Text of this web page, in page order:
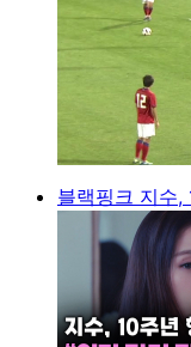
블랙핑크 지수,